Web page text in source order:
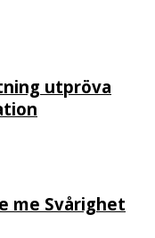
utpröva
me Svårighet